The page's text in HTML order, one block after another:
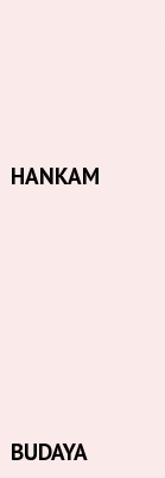
HANKAM
BUDAYA